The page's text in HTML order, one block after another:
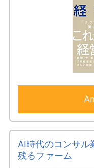
AI時代のコンサル
残るファーム